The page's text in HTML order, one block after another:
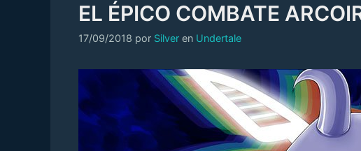
EL ÉPICO COMBATE
17/09/2018 por Silver en Categorías
Undertale